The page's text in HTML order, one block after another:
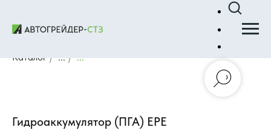
Каталог / ... / ...
Гидроаккумулятор (ПГА) EPE